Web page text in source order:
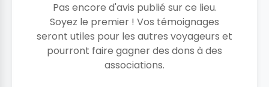
Pas encore d'avis publié sur ce lieu.
Soyez le premier ! Vos témoignages
seront utiles pour les autres voyageurs et
pourront faire gagner des dons à des
associations.